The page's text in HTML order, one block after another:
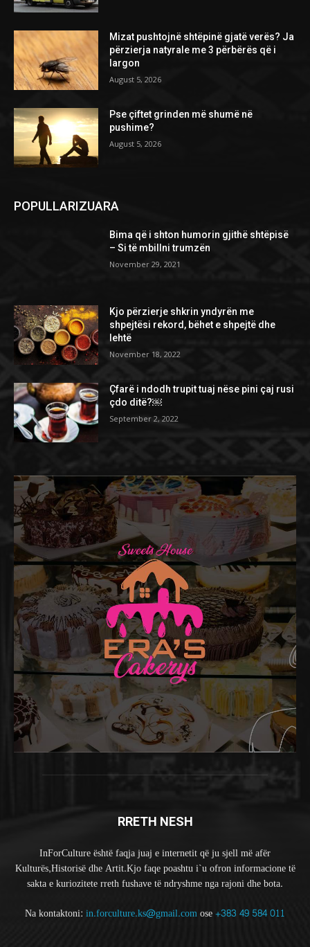
Mizat pushtojnë shtëpinë gjatë verës? Ja
përzierja natyrale me 3 përbërës që i
largon
August 5, 2026
Pse çiftet grinden më shumë në
pushime?
August 5, 2026
POPULLARIZUARA
Bima që i shton humorin gjithë shtëpisë
– Si të mbillni trumzën
November 29, 2021
Kjo përzierje shkrin yndyrën me
shpejtësi rekord, bëhet e shpejtë dhe
lehtë
November 18, 2022
Çfarë i ndodh trupit tuaj nëse pini çaj rusi
çdo ditë?￼
September 2, 2022
RRETH NESH
InForCulture është faqja juaj e internetit që ju sjell më afër
Kulturës,Historisë dhe Artit.Kjo faqe poashtu i`u ofron informacione të
sakta e kuriozitete rreth fushave të ndryshme nga rajoni dhe bota.
Na kontaktoni: in.forculture.ks@gmail.comose+383 49 584 011